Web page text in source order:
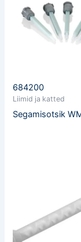
684200
Liimid ja katted
Segamisotsik